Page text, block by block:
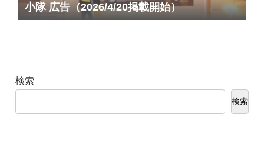
小隊 広告（2026/4/20掲載開始）
検索
検索